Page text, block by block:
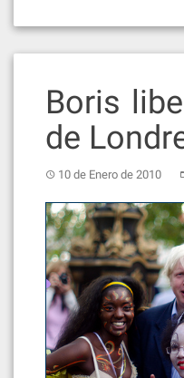
Boris
de
10 de Enero de 2010